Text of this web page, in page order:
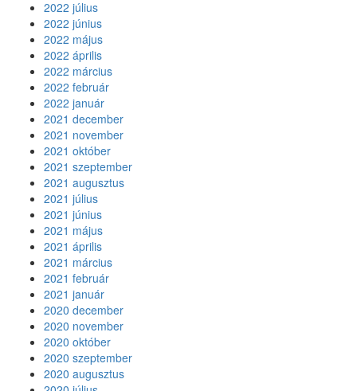
2022 július
2022 június
2022 május
2022 április
2022 március
2022 február
2022 január
2021 december
2021 november
2021 október
2021 szeptember
2021 augusztus
2021 július
2021 június
2021 május
2021 április
2021 március
2021 február
2021 január
2020 december
2020 november
2020 október
2020 szeptember
2020 augusztus